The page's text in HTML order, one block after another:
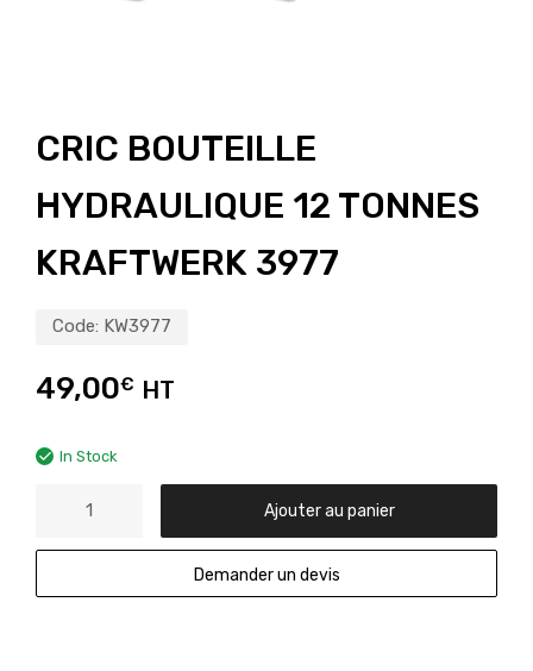
CRIC BOUTEILLE
HYDRAULIQUE 12 TONNES
KRAFTWERK 3977
Code: KW3977
49,00€ HT
In Stock
Ajouter au panier
Demander un devis